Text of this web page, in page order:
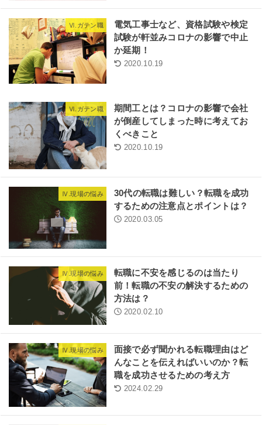
Ⅵ.ガテン職
電気工事士など、資格試験や検定
試験が軒並みコロナの影響で中止
か延期！
2020.10.19
Ⅵ.ガテン職
期間工とは？コロナの影響で会社
が倒産してしまった時に考えてお
くべきこと
2020.10.19
Ⅳ.現場の悩み
30代の転職は難しい？転職を成功
するための注意点とポイントは？
2020.03.05
Ⅳ.現場の悩み
転職に不安を感じるのは当たり
前！転職の不安の解決するための
方法は？
2020.02.10
Ⅳ.現場の悩み
面接で必ず聞かれる転職理由はど
んなことを伝えればいいのか？転
職を成功させるための考え方
2024.02.29